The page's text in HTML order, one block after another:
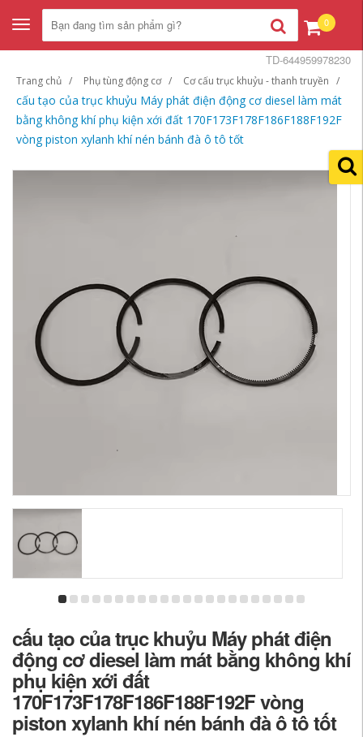
Toggle
navigation
0
Trang chủ Phụ tùng động cơ Cơ cấu trục khuỷu - thanh truyền
cấu tạo của trục khuỷu Máy phát điện động cơ diesel làm mát
bằng không khí phụ kiện xới đất 170F173F178F186F188F192F
vòng piston xylanh khí nén bánh đà ô tô tốt
TD-644959978230
cấu tạo của trục khuỷu Máy phát điện
động cơ diesel làm mát bằng không khí
phụ kiện xới đất
170F173F178F186F188F192F vòng
piston xylanh khí nén bánh đà ô tô tốt